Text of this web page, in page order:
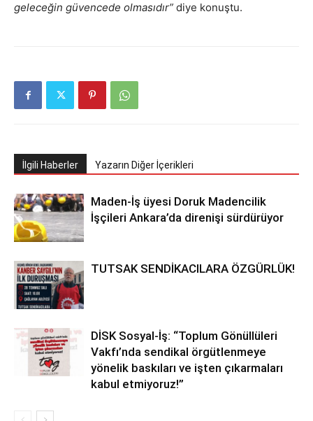
geleceğin güvencede olmasıdır” diye konuştu.
İlgili Haberler Yazarın Diğer İçerikleri
Maden-İş üyesi Doruk Madencilik
İşçileri Ankara’da direnişi sürdürüyor
TUTSAK SENDİKACILARA ÖZGÜRLÜK!
DİSK Sosyal-İş: “Toplum Gönüllüleri
Vakfı’nda sendikal örgütlenmeye
yönelik baskıları ve işten çıkarmaları
kabul etmiyoruz!”